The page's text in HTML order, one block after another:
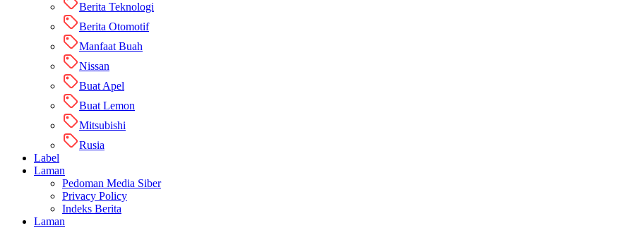
Berita Teknologi
Berita Otomotif
Manfaat Buah
Nissan
Buat Apel
Buat Lemon
Mitsubishi
Rusia
Label
Laman
Pedoman Media Siber
Privacy Policy
Indeks Berita
Laman